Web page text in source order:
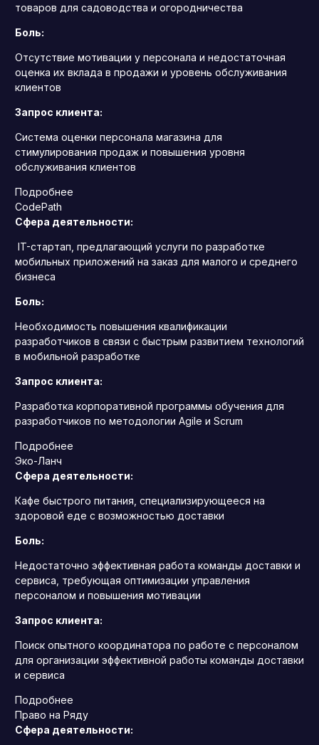
товаров для садоводства и огородничества
Боль:
Отсутствие мотивации у персонала и недостаточная
оценка их вклада в продажи и уровень обслуживания
клиентов
Запрос клиента:
Система оценки персонала магазина для
стимулирования продаж и повышения уровня
обслуживания клиентов
Подробнее
CodePath
Сфера деятельности:
IT-стартап, предлагающий услуги по разработке
мобильных приложений на заказ для малого и среднего
бизнеса
Боль:
Необходимость повышения квалификации
разработчиков в связи с быстрым развитием технологий
в мобильной разработке
Запрос клиента:
Разработка корпоративной программы обучения для
разработчиков по методологии Agile и Scrum
Подробнее
Эко-Ланч
Сфера деятельности:
Кафе быстрого питания, специализирующееся на
здоровой еде с возможностью доставки
Боль:
Недостаточно эффективная работа команды доставки и
сервиса, требующая оптимизации управления
персоналом и повышения мотивации
Запрос клиента:
Поиск опытного координатора по работе с персоналом
для организации эффективной работы команды доставки
и сервиса
Подробнее
Право на Ряду
Сфера деятельности: